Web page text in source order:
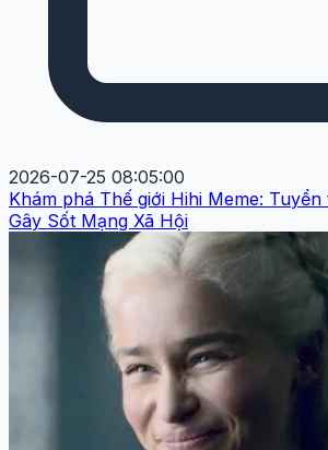
2026-07-25 08:05:00
Khám phá Thế giới Hihi Meme: Tuyển
Gây Sốt Mạng Xã Hội